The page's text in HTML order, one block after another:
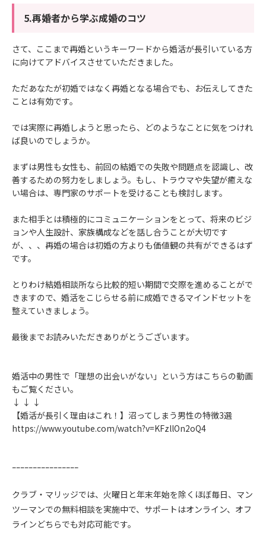
5.再婚者から学ぶ成婚のコツ
さて、ここまで再婚というキーワードから婚活が長引いている方
に向けてアドバイスさせていただきました。
ただあなたが初婚ではなく再婚となる場合でも、お伝えしてきた
ことは有効です。
では実際に再婚しようと思ったら、どのようなことに気をつけれ
ば良いのでしょうか。
まずは男性も女性も、前回の結婚での失敗や問題点を認識し、改
善するための努力をしましょう。もし、トラウマや失望が癒えな
い場合は、専門家のサポートを受けることも検討します。
また相手とは積極的にコミュニケーションをとって、将来のビジ
ョンや人生設計、家族構成などを話し合うことが大切です
が、、、再婚の場合は初婚の方よりも価値観の共有ができるはず
です。
とりわけ結婚相談所なら比較的短い期間で交際を進めることがで
きますので、婚活をこじらせる前に成婚できるマインドセットを
整えていきましょう。
最後までお読みいただきありがとうございます。
婚活中の男性で「理想の出会いがない」という方はこちらの動画
もご覧ください。
↓ ↓ ↓
【婚活が長引く理由はこれ！】沼ってしまう男性の特徴3選
https://www.youtube.com/watch?v=KFzllOn2oQ4
ｰｰｰｰｰｰｰｰｰｰｰｰｰｰｰｰ
クラブ・マリッジでは、火曜日と年末年始を除くほぼ毎日、マン
ツーマンでの無料相談を実施中で、サポートはオンライン、オフ
ラインどちらでも対応可能です。